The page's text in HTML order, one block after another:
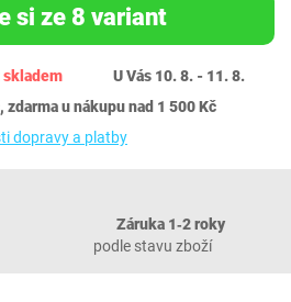
si ze 8 variant
skladem
U Vás 10. 8. - 11. 8.
zdarma u nákupu nad 1 500 Kč
dopravy a platby
Záruka 1‐2 roky
podle stavu zboží